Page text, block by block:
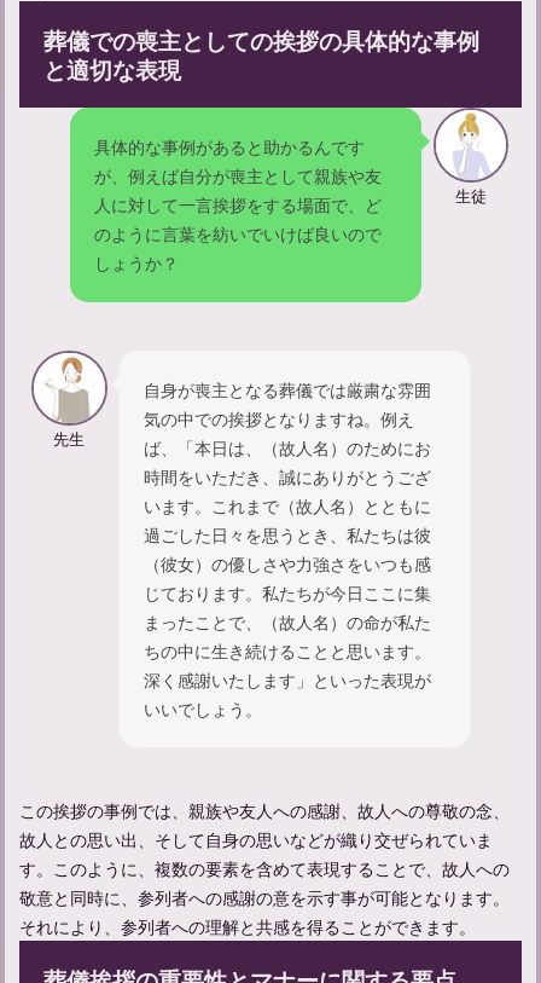
葬儀後のお礼状の書き方：具体例や送るタイミングを解説
葬儀後のお礼メールの書き方とポイント：具体的な例文と注意点
葬儀での喪主としての挨拶の具体的な事例
と適切な表現
具体的な事例があると助かるんです
が、例えば自分が喪主として親族や友
人に対して一言挨拶をする場面で、ど
のように言葉を紡いでいけば良いので
しょうか？
生徒
先生
自身が喪主となる葬儀では厳粛な雰囲
気の中での挨拶となりますね。例え
ば、「本日は、（故人名）のためにお
時間をいただき、誠にありがとうござ
います。これまで（故人名）とともに
過ごした日々を思うとき、私たちは彼
（彼女）の優しさや力強さをいつも感
じております。私たちが今日ここに集
まったことで、（故人名）の命が私た
ちの中に生き続けることと思います。
深く感謝いたします」といった表現が
いいでしょう。
この挨拶の事例では、親族や友人への感謝、故人への尊敬の念、
故人との思い出、そして自身の思いなどが織り交ぜられていま
す。このように、複数の要素を含めて表現することで、故人への
敬意と同時に、参列者への感謝の意を示す事が可能となります。
それにより、参列者への理解と共感を得ることができます。